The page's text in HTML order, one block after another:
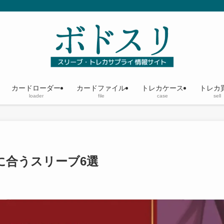
カードローダー
loader
カードファイル
file
トレカケース
case
トレカ
sell
合うスリーブ6選